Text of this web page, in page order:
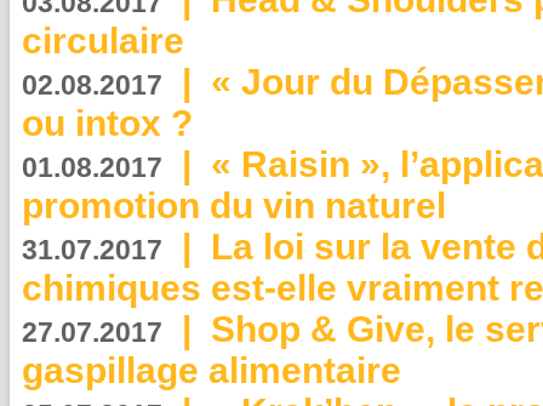
circulaire
02.08.2017 | « Jour du
ou intox ?
01.08.2017 | « Raisin »,
promotion du vin naturel
31.07.2017 | La loi sur la vente
chimiques est-elle vraiment
27.07.2017 | Shop & Give, le
gaspillage alimentaire